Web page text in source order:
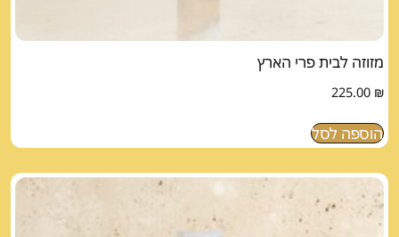
מזוזה לבית פרי הארץ
225.00 ₪
הוספה לסל